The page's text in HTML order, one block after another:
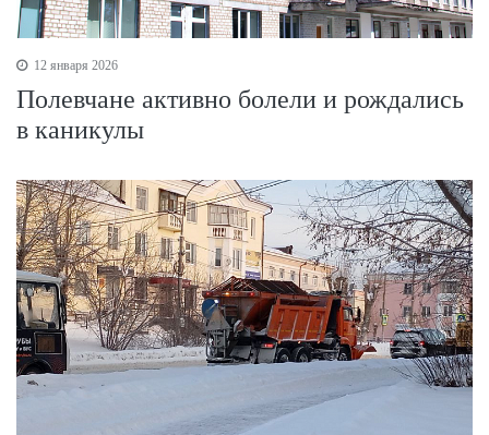
12 января 2026
Полевчане активно болели и рождались
в каникулы